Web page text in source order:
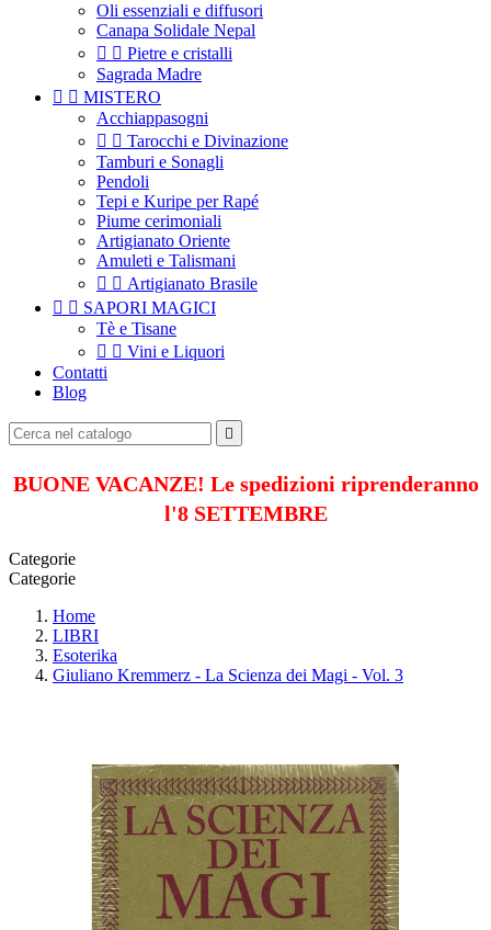
Oli essenziali e diffusori
Canapa Solidale Nepal
  Pietre e cristalli
Sagrada Madre
  MISTERO
Acchiappasogni
  Tarocchi e Divinazione
Tamburi e Sonagli
Pendoli
Tepi e Kuripe per Rapé
Piume cerimoniali
Artigianato Oriente
Amuleti e Talismani
  Artigianato Brasile
  SAPORI MAGICI
Tè e Tisane
  Vini e Liquori
Contatti
Blog

BUONE VACANZE! Le spedizioni riprenderanno
l'8 SETTEMBRE
Categorie
Categorie
Home
LIBRI
Esoterika
Giuliano Kremmerz - La Scienza dei Magi - Vol. 3